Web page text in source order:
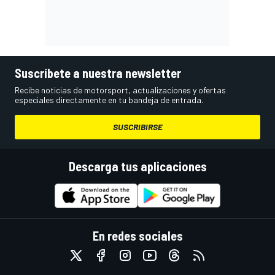
Suscríbete a nuestra newsletter
Recibe noticias de motorsport, actualizaciones y ofertas
especiales directamente en tu bandeja de entrada.
SUSCRIBIRSE
Descarga tus aplicaciones
En redes sociales